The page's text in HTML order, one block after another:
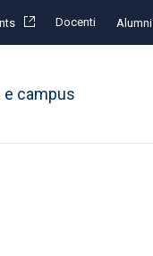
Docenti Alumni
e campus